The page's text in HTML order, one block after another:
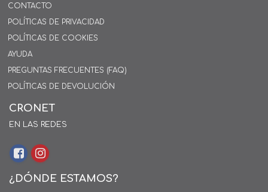
CONTACTO
POLÍTICAS DE PRIVACIDAD
POLÍTICAS DE COOKIES
AYUDA
PREGUNTAS FRECUENTES (FAQ)
POLÍTICAS DE DEVOLUCIÓN
CRONET
EN LAS REDES
¿DÓNDE ESTAMOS?